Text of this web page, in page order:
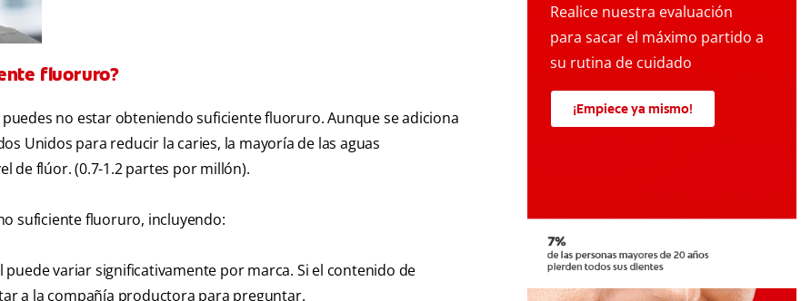
fluoruro?
no estar obteniendo suficiente fluoruro. Aunque se adiciona
Unidos para reducir la caries, la mayoría de las aguas
de flúor. (0.7-1.2 partes por millón).
suficiente fluoruro, incluyendo:
variar significativamente por marca. Si el contenido de
a la compañía productora para preguntar.
Realice nuestra evaluación
para sacar el máximo partido a
su rutina de cuidado
¡Empiece ya mismo!